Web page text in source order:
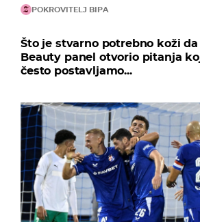
POKROVITELJ BIPA
Što je stvarno potrebno koži
Beauty panel otvorio pitanja
često postavljamo...